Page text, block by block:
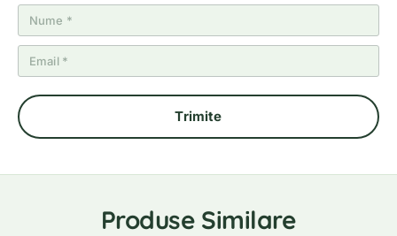
Produse Similare